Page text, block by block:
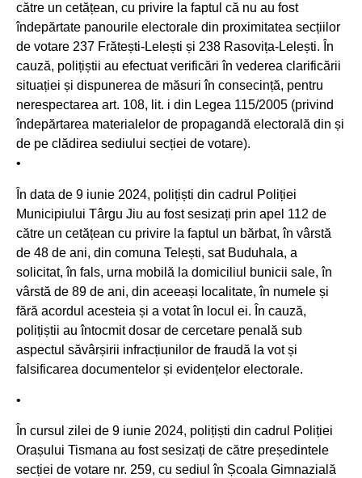
către un cetățean, cu privire la faptul că nu au fost
îndepărtate panourile electorale din proximitatea secțiilor
de votare 237 Frătești-Lelești și 238 Rasovița-Lelești. În
cauză, polițiștii au efectuat verificări în vederea clarificării
situației și dispunerea de măsuri în consecință, pentru
nerespectarea art. 108, lit. i din Legea 115/2005 (privind
îndepărtarea materialelor de propagandă electorală din și
de pe clădirea sediului secției de votare).
•
În data de 9 iunie 2024, polițiști din cadrul Poliției
Municipiului Târgu Jiu au fost sesizați prin apel 112 de
către un cetățean cu privire la faptul un bărbat, în vârstă
de 48 de ani, din comuna Telești, sat Buduhala, a
solicitat, în fals, urna mobilă la domiciliul bunicii sale, în
vârstă de 89 de ani, din aceeași localitate, în numele și
fără acordul acesteia și a votat în locul ei. În cauză,
polițiștii au întocmit dosar de cercetare penală sub
aspectul săvârșirii infracțiunilor de fraudă la vot și
falsificarea documentelor și evidențelor electorale.
•
În cursul zilei de 9 iunie 2024, polițiști din cadrul Poliției
Orașului Tismana au fost sesizați de către președintele
secției de votare nr. 259, cu sediul în Școala Gimnazială